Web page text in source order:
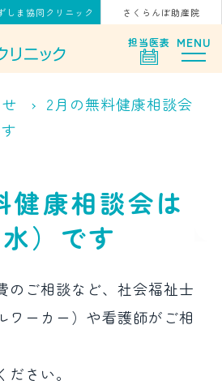
しま協同クリニック さくらんぼ助産院
担当医表 MENU
2月の無料健康相談会
健康相談会は
）です
のご相談など、社会福祉士
ワーカー）や看護師がご相
さい。